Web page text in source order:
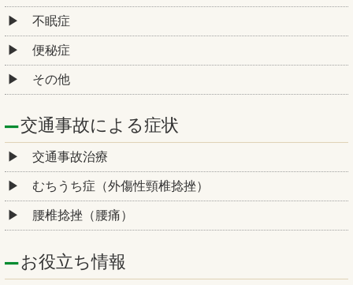
不眠症
便秘症
その他
交通事故による症状
交通事故治療
むちうち症（外傷性頸椎捻挫）
腰椎捻挫（腰痛）
お役立ち情報